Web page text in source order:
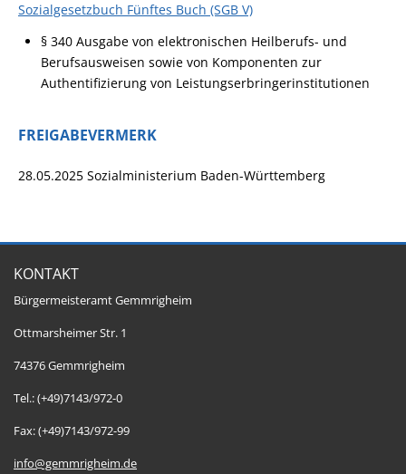
Sozialgesetzbuch Fünftes Buch (SGB V)
§ 340 Ausgabe von elektronischen Heilberufs- und
Berufsausweisen sowie von Komponenten zur
Authentifizierung von Leistungserbringerinstitutionen
FREIGABEVERMERK
28.05.2025 Sozialministerium Baden-Württemberg
KONTAKT
Bürgermeisteramt Gemmrigheim
Ottmarsheimer Str. 1
74376 Gemmrigheim
Tel.: (+49)7143/972-0
Fax: (+49)7143/972-99
info@gemmrigheim.de